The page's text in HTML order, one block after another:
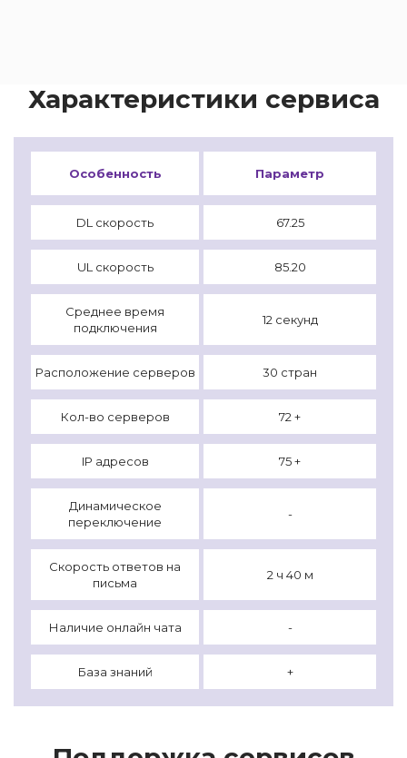
Характеристики сервиса
Особенность Параметр
DL скорость 67.25
UL скорость 85.20
Среднее время
подключения
12 секунд
Расположение серверов 30 стран
Кол-во серверов 72 +
IP адресов 75 +
Динамическое
переключение
-
Скорость ответов на
письма
2 ч 40 м
Наличие онлайн чата -
База знаний +